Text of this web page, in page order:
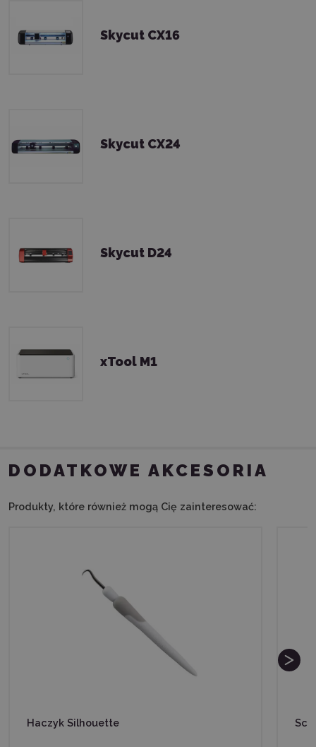
Skycut CX16
Skycut CX24
Skycut D24
xTool M1
DODATKOWE AKCESORIA
Produkty, które również mogą Cię zainteresować:
Haczyk Silhouette